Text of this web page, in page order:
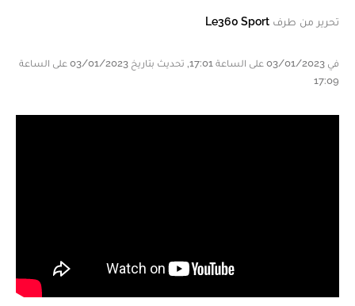
تحرير من طرف Le360 Sport
في 03/01/2023 على الساعة 17:01, تحديث بتاريخ 03/01/2023 على الساعة
17:09